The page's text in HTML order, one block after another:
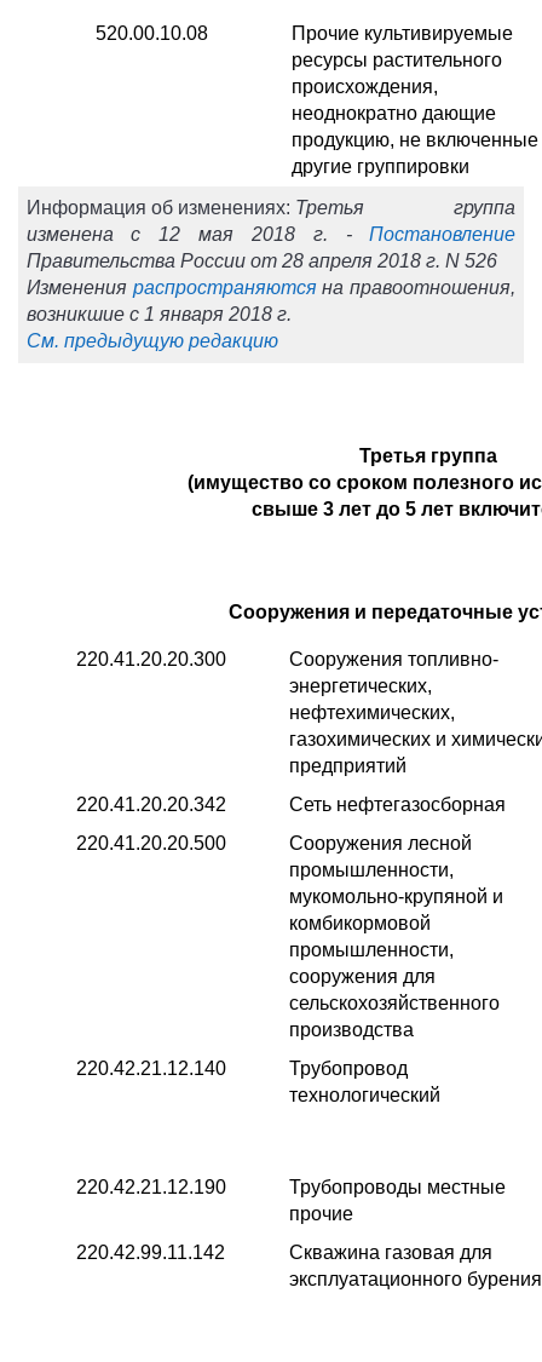
520.00.10.08
Прочие культивируемые
ресурсы растительного
происхождения,
неоднократно дающие
продукцию, не включенные
другие группировки
Информация об изменениях: Третья группа
изменена с 12 мая 2018 г. -Постановление
Правительства России от 28 апреля 2018 г. N 526
Изменения распространяютсяна правоотношения,
возникшие с 1 января 2018 г.
См. предыдущую редакцию
Третья группа
(имущество со сроком полезного
свыше 3 лет до 5 лет
Сооружения и передаточные
220.41.20.20.300
Сооружения топливно-
энергетических,
нефтехимических,
газохимических и
предприятий
220.41.20.20.342
Сеть нефтегазосборная
220.41.20.20.500
Сооружения лесной
промышленности,
мукомольно-крупяной и
комбикормовой
промышленности,
сооружения для
сельскохозяйственного
производства
220.42.21.12.140
Трубопровод
технологический
220.42.21.12.190
Трубопроводы местные
прочие
220.42.99.11.142
Скважина газовая для
эксплуатационного бурения